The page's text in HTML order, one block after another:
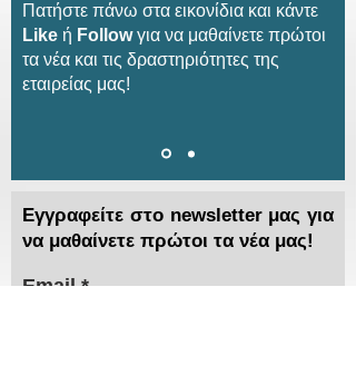
Πατήστε πάνω στα εικονίδια και κάντε
Like ή Followγια να μαθαίνετε πρώτοι
τα νέα και τις δραστηριότητες της
εταιρείας μας!
Εγγραφείτε στο newsletter μας για
να μαθαίνετε πρώτοι τα νέα μας!
Email